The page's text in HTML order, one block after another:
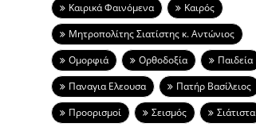
Καιρικά Φαινόμενα
Καιρός
Μητροπολίτης Σιατίστης κ. Αντώνιος
Ομορφιά
Ορθοδοξία
Παιδεία
Παναγια Ελεουσα
Πατήρ Βασίλειος
Προορισμοί
Σεισμός
Σιάτιστα